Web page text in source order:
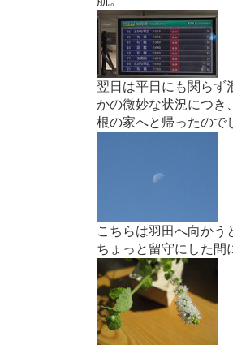
翌日は平日にも関らず
かの微妙な状況につき
根の家へと帰ったので
こちらは羽田へ向かう
ちょっと留守にした間